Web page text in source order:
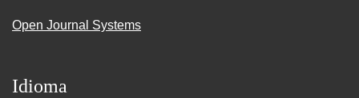
Open Journal Systems
Idioma